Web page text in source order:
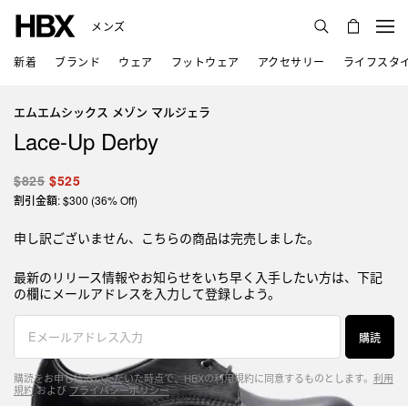
メンズ
新着 ブランド ウェア フットウェア アクセサリー ライフスタ
エムエムシックス メゾン マルジェラ
Lace-Up Derby
$825 $525
割引金額: $300 (36% Off)
申し訳ございません、こちらの商品は完売しました。
最新のリリース情報やお知らせをいち早く入手したい方は、下記
の欄にメールアドレスを入力して登録しよう。
購読
購読をお申し込みいただいた時点で、HBXの利用規約に同意するものとします。 利用
規約およびプライバシーポリシー